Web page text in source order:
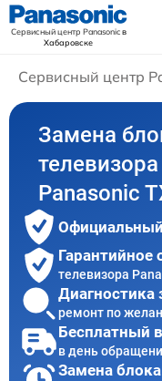
Сервисный центр Panasonicв
Хабаровске
Сервисный центр
Замена
телевизора
Panasonic
Гарантийное
телевизора
Диагностика
ремонт по
Бесплатный
в день
Замена